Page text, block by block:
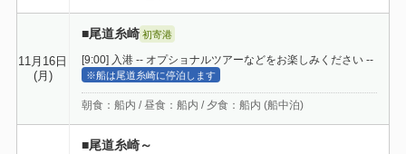
11月16日
(月)
■尾道糸崎 初寄港
[9:00] 入港 -- オプショナルツアーなどをお楽しみください --
※船は尾道糸崎に停泊します
朝食：船内 / 昼食：船内 / 夕食：船内 (船中泊)
■尾道糸崎～